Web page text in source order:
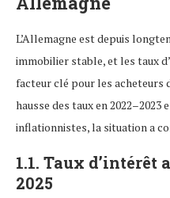
L’Allemagne est depuis
immobilier stable, et les taux
facteur clé pour les acheteurs
hausse des taux en 2022–2023
inflationnistes, la situation a
1.1. Taux d’intérêt
2025